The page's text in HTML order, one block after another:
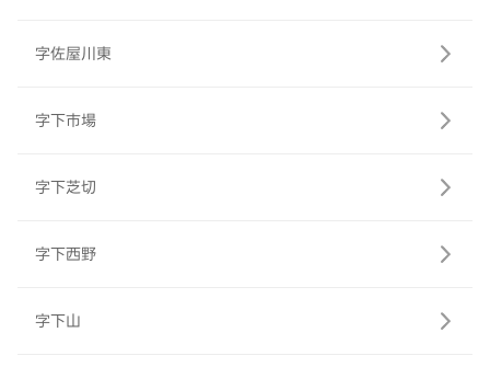
字佐屋川東
字下市場
字下芝切
字下西野
字下山